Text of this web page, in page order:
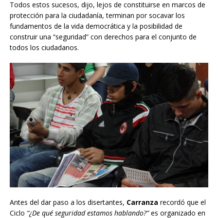
Todos estos sucesos, dijo, lejos de constituirse en marcos de
protección para la ciudadanía, terminan por socavar los
fundamentos de la vida democrática y la posibilidad de
construir una “seguridad” con derechos para el conjunto de
todos los ciudadanos.
Antes del dar paso a los disertantes, Carranza recordó que el
Ciclo “¿De qué seguridad estamos hablando?”es organizado en